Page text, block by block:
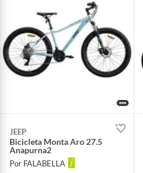
JEEP
Bicicleta Monta Aro 27.5
Anapurna2
Por FALABELLA